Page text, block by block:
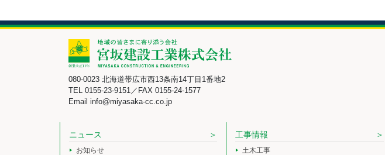
080-0023 北海道帯広市西13条南14丁目1番地2
TEL 0155-23-9151／FAX 0155-24-1577
Email info@miyasaka-cc.co.jp
ニュース
お知らせ
工事情報
土木工事